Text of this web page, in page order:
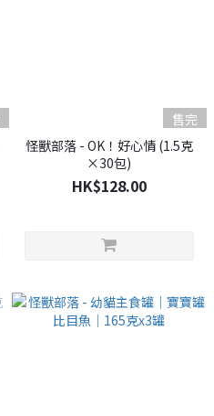
售完
怪獸部落 - OK！好心情 (1.5克
×30包)
HK$128.00